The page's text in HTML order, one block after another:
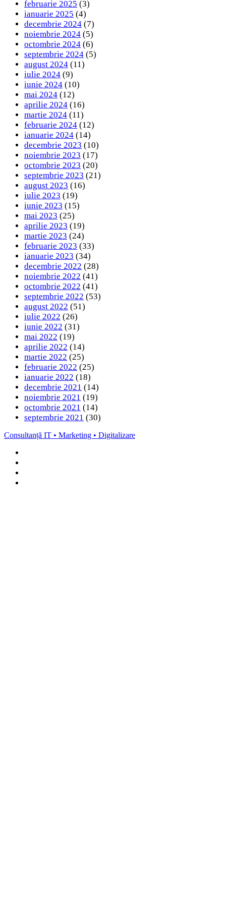
februarie 2025 (3)
ianuarie 2025 (4)
decembrie 2024 (7)
noiembrie 2024 (5)
octombrie 2024 (6)
septembrie 2024 (5)
august 2024 (11)
iulie 2024 (9)
iunie 2024 (10)
mai 2024 (12)
aprilie 2024 (16)
martie 2024 (11)
februarie 2024 (12)
ianuarie 2024 (14)
decembrie 2023 (10)
noiembrie 2023 (17)
octombrie 2023 (20)
septembrie 2023 (21)
august 2023 (16)
iulie 2023 (19)
iunie 2023 (15)
mai 2023 (25)
aprilie 2023 (19)
martie 2023 (24)
februarie 2023 (33)
ianuarie 2023 (34)
decembrie 2022 (28)
noiembrie 2022 (41)
octombrie 2022 (41)
septembrie 2022 (53)
august 2022 (51)
iulie 2022 (26)
iunie 2022 (31)
mai 2022 (19)
aprilie 2022 (14)
martie 2022 (25)
februarie 2022 (25)
ianuarie 2022 (18)
decembrie 2021 (14)
noiembrie 2021 (19)
octombrie 2021 (14)
septembrie 2021 (30)
Consultanță IT • Marketing • Digitalizare